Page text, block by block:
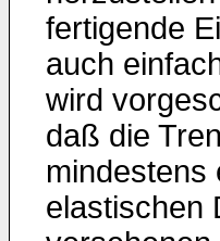
fertigende
auch
wird
daß die
mindestens
elastischen